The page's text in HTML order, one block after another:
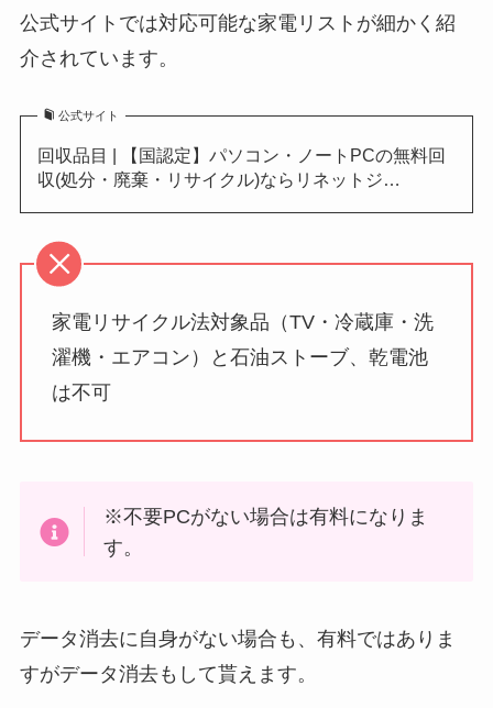
公式サイトでは対応可能な家電リストが細かく紹
介されています。
公式サイト
回収品目 | 【国認定】パソコン・ノートPCの無料回
収(処分・廃棄・リサイクル)ならリネットジ…
家電リサイクル法対象品（TV・冷蔵庫・洗
濯機・エアコン）と石油ストーブ、乾電池
は不可
※不要PCがない場合は有料になりま
す。
データ消去に自身がない場合も、有料ではありま
すがデータ消去もして貰えます。